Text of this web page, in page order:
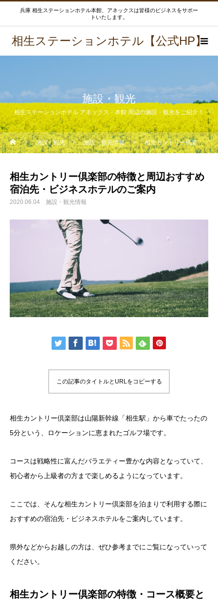
兵庫 相生ステーションホテル本館、アネックスは皆様のビジネスをサポー
トいたします。
相生ステーションホテル【公式HP】
施設・観光
相生ステーションホテル アネックス・本館 周辺の施設・観光をご紹介！
施設・観光 施設・観光情報 相生カントリー倶楽部の特徴と周辺おすすめ宿泊先・ビジネスホテルのご案内
相生カントリー倶楽部の特徴と周辺おすすめ
宿泊先・ビジネスホテルのご案内
2020.06.04 施設・観光情報
この記事のタイトルとURLをコピーする
相生カントリー倶楽部は山陽新幹線「相生駅」から車でたったの
5分という、ロケーションに恵まれたゴルフ場です。
コースは戦略性に富んだバラエティー豊かな内容となっていて、
初心者から上級者の方まで楽しめるようになっています。
ここでは、そんな相生カントリー倶楽部を泊まりで利用する際に
おすすめの宿泊先・ビジネスホテルをご案内しています。
県外などからお越しの方は、ぜひ参考までにご覧になっていって
ください。
相生カントリー倶楽部の特徴・コース概要と